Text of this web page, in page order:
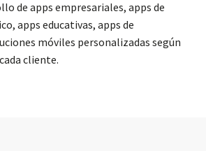
de apps empresariales, apps de
apps educativas, apps de
móviles personalizadas según
cliente.